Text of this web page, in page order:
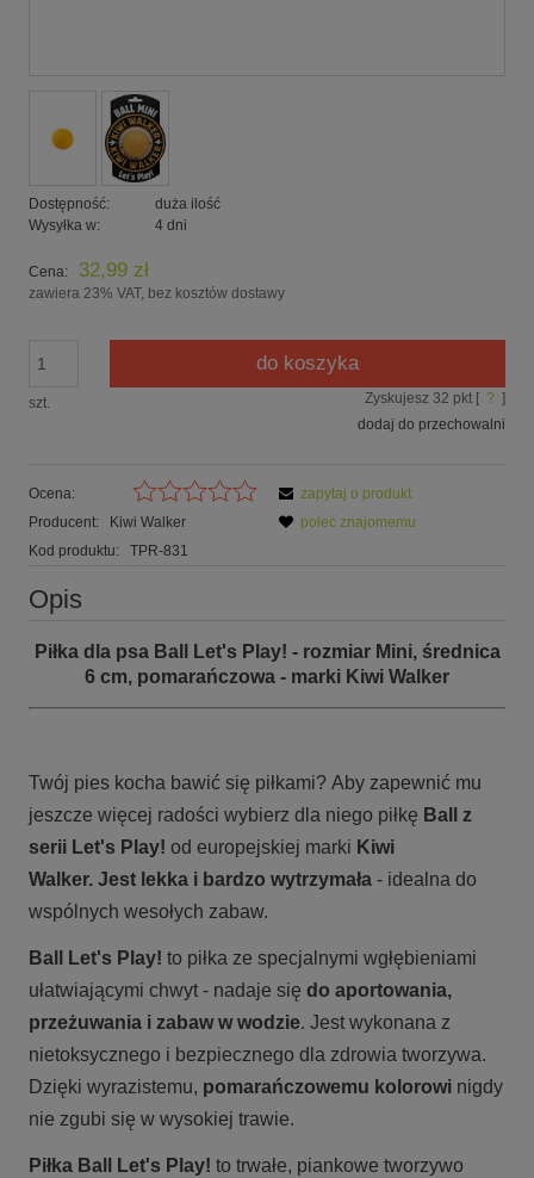
Dostępność:
duża ilość
Wysyłka w:
4 dni
Cena: 32,99 zł
zawiera 23% VAT, bez kosztów dostawy
szt.
do koszyka
Zyskujesz 32 pkt [ ? ]
dodaj do przechowalni
Ocena:
Producent:
Kiwi Walker
Kod produktu:
TPR-831
zapytaj o produkt
poleć znajomemu
Opis
Piłka dla psa Ball Let's Play! - rozmiar Mini, średnica
6 cm, pomarańczowa - marki Kiwi Walker
Twój pies kocha bawić się piłkami? Aby zapewnić mu
jeszcze więcej radości wybierz dla niego piłkę Ball z
serii Let's Play! od europejskiej marki Kiwi
Walker. Jest lekka i bardzo wytrzymała - idealna do
wspólnych wesołych zabaw.
Ball Let's Play! to piłka ze specjalnymi wgłębieniami
ułatwiającymi chwyt - nadaje się do aportowania,
przeżuwania i zabaw w wodzie. Jest wykonana z
nietoksycznego i bezpiecznego dla zdrowia tworzywa.
Dzięki wyrazistemu, pomarańczowemu kolorowi nigdy
nie zgubi się w wysokiej trawie.
Piłka Ball Let's Play! to trwałe, piankowe tworzywo